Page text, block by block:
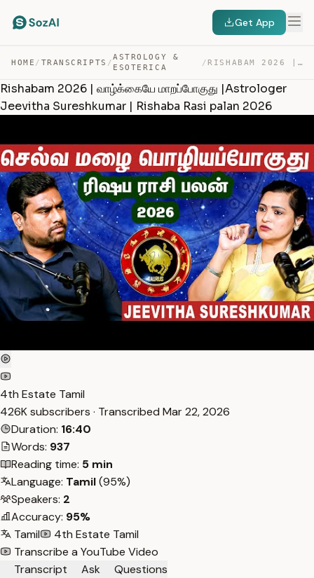
Get App
HOME / TRANSCRIPTS /
ASTROLOGY &
ESOTERICA
/ RISHABAM 2026 | வாழ்க்கையே மாறப்போகுது |ASTROLOGER JEEV… — TRANSCRIPT
Rishabam 2026 | வாழ்க்கையே மாறப்போகுது |Astrologer
Jeevitha Sureshkumar | Rishaba Rasi palan 2026
4th Estate Tamil
426K subscribers · Transcribed Mar 22, 2026
Duration: 16:40
Words: 937
Reading time: 5 min
Language: Tamil(95%)
Speakers: 2
Accuracy: 95%
Tamil
4th Estate Tamil
Transcribe a YouTube Video
Transcript
Ask
Questions